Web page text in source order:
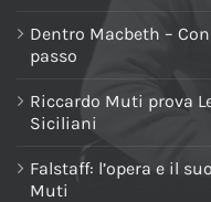
Dentro Macbeth –
passo
Riccardo Muti prova
Siciliani
Falstaff: l’opera e il
Muti